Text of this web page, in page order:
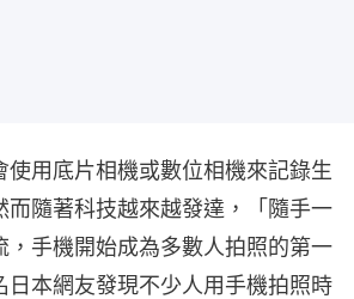
使用底片相機或數位相機來記錄生
而隨著科技越來越發達，「隨手一
，手機開始成為多數人拍照的第一
日本網友發現不少人用手機拍照時